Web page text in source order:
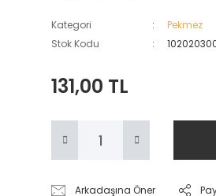
Kategori
Pekmez
Stok Kodu
131,00 TL
Arkadaşına Öner